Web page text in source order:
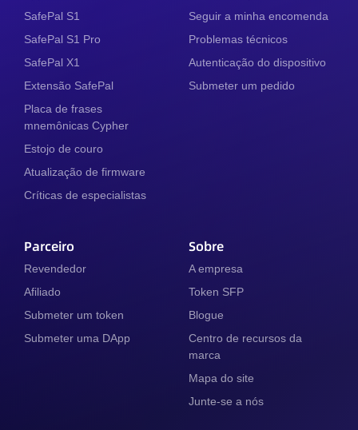
SafePal S1
SafePal S1 Pro
SafePal X1
Extensão SafePal
Placa de frases
mnemônicas Cypher
Estojo de couro
Atualização de firmware
Críticas de especialistas
Seguir a minha encomenda
Problemas técnicos
Autenticação do dispositivo
Submeter um pedido
Parceiro
Revendedor
Afiliado
Submeter um token
Submeter uma DApp
Sobre
A empresa
Token SFP
Blogue
Centro de recursos da
marca
Mapa do site
Junte-se a nós